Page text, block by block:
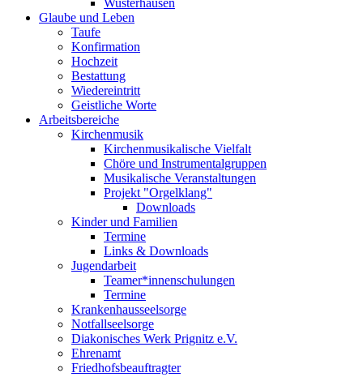
Wusterhausen
Glaube und Leben
Taufe
Konfirmation
Hochzeit
Bestattung
Wiedereintritt
Geistliche Worte
Arbeitsbereiche
Kirchenmusik
Kirchenmusikalische Vielfalt
Chöre und Instrumentalgruppen
Musikalische Veranstaltungen
Projekt "Orgelklang"
Downloads
Kinder und Familien
Termine
Links & Downloads
Jugendarbeit
Teamer*innenschulungen
Termine
Krankenhausseelsorge
Notfallseelsorge
Diakonisches Werk Prignitz e.V.
Ehrenamt
Friedhofsbeauftragter